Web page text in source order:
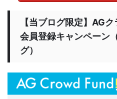
【当ブログ限定】AG
会員登録キャンペーン
グ）